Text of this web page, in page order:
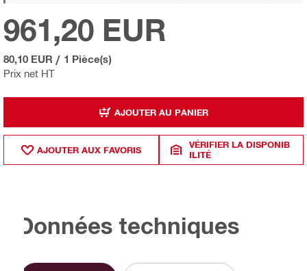
Prix net HT
961,20 EUR
80,10 EUR / 1 Pièce(s)
AJOUTER AU PANIER
AJOUTER AUX FAVORIS
VÉRIFIER LA DISPONIB
ILITÉ
Données techniques